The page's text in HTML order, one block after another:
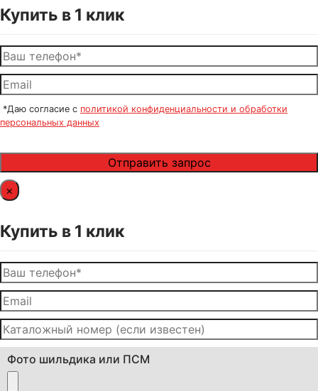
Купить в 1 клик
*Даю согласие с политикой конфиденциальности и обработки
персональных данных
×
Купить в 1 клик
Фото шильдика или ПСМ